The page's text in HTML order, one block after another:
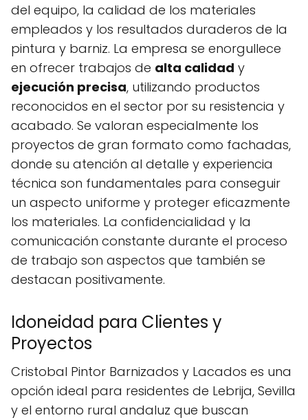
del equipo, la calidad de los materiales
empleados y los resultados duraderos de la
pintura y barniz. La empresa se enorgullece
en ofrecer trabajos de alta calidad y
ejecución precisa, utilizando productos
reconocidos en el sector por su resistencia y
acabado. Se valoran especialmente los
proyectos de gran formato como fachadas,
donde su atención al detalle y experiencia
técnica son fundamentales para conseguir
un aspecto uniforme y proteger eficazmente
los materiales. La confidencialidad y la
comunicación constante durante el proceso
de trabajo son aspectos que también se
destacan positivamente.
Idoneidad para Clientes y
Proyectos
Cristobal Pintor Barnizados y Lacados es una
opción ideal para residentes de Lebrija, Sevilla
y el entorno rural andaluz que buscan